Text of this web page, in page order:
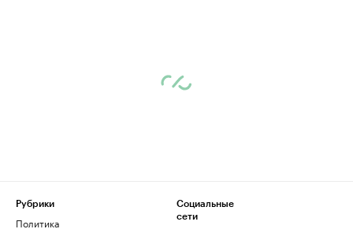
Рубрики
Политика
Социальные
сети